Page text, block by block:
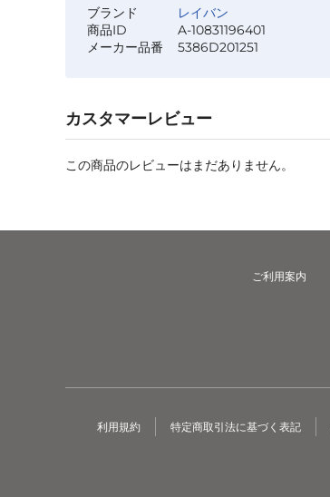
ブランド
レイバン
商品ID
A-10831196401
メーカー品番
5386D201251
カスタマーレビュー
この商品のレビューはまだありません。
ご利用案内
利用規約 特定商取引法に基づく表記